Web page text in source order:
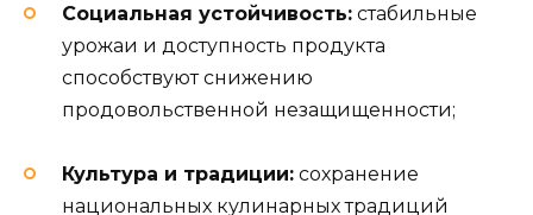
Социальная устойчивость: стабильные
урожаи и доступность продукта
способствуют снижению
продовольственной незащищенности;
Культура и традиции: сохранение
национальных кулинарных традиций